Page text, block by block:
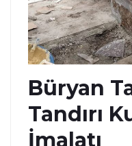
Büryan
Tandırı
İmalatı